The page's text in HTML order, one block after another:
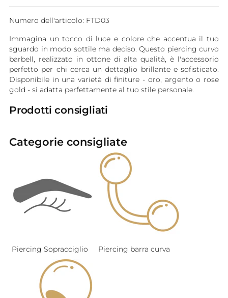
Numero dell'articolo: FTD03
Immagina un tocco di luce e colore che accentua il tuo
sguardo in modo sottile ma deciso. Questo piercing curvo
barbell, realizzato in ottone di alta qualità, è l'accessorio
perfetto per chi cerca un dettaglio brillante e sofisticato.
Disponibile in una varietà di finiture - oro, argento o rose
gold - si adatta perfettamente al tuo stile personale.
Prodotti consigliati
Categorie consigliate
Piercing Sopracciglio Piercing barra curva